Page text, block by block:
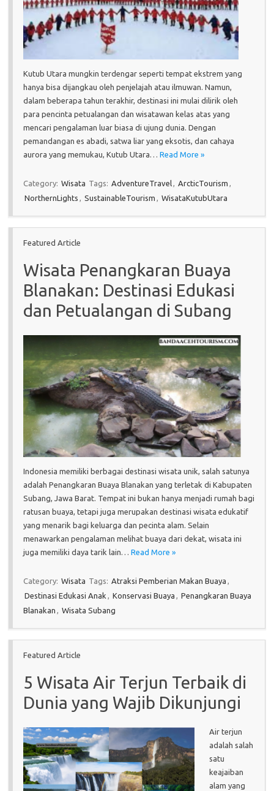
Kutub Utara mungkin terdengar seperti tempat ekstrem yang
hanya bisa dijangkau oleh penjelajah atau ilmuwan. Namun,
dalam beberapa tahun terakhir, destinasi ini mulai dilirik oleh
para pencinta petualangan dan wisatawan kelas atas yang
mencari pengalaman luar biasa di ujung dunia. Dengan
pemandangan es abadi, satwa liar yang eksotis, dan cahaya
aurora yang memukau, Kutub Utara… Read More »
Category: Wisata Tags: AdventureTravel, ArcticTourism ,
NorthernLights , SustainableTourism , WisataKutubUtara
Featured Article
Wisata Penangkaran Buaya
Blanakan: Destinasi Edukasi
dan Petualangan di Subang
Indonesia memiliki berbagai destinasi wisata unik, salah satunya
adalah Penangkaran Buaya Blanakan yang terletak di Kabupaten
Subang, Jawa Barat. Tempat ini bukan hanya menjadi rumah bagi
ratusan buaya, tetapi juga merupakan destinasi wisata edukatif
yang menarik bagi keluarga dan pecinta alam. Selain
menawarkan pengalaman melihat buaya dari dekat, wisata ini
juga memiliki daya tarik lain… Read More »
Category: Wisata Tags: Atraksi Pemberian Makan Buaya ,
Destinasi Edukasi Anak , Konservasi Buaya , Penangkaran Buaya
Blanakan , Wisata Subang
Featured Article
5 Wisata Air Terjun Terbaik di
Dunia yang Wajib Dikunjungi
Air terjun
adalah salah
satu
keajaiban
alam yang